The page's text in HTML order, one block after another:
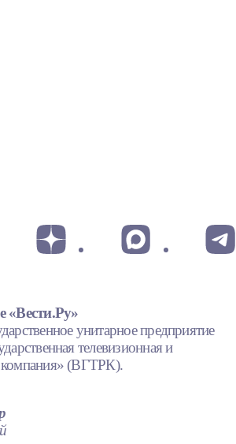
«Вести.Ру»
унитарное предприятие
телевизионная и
компания» (ВГТРК).